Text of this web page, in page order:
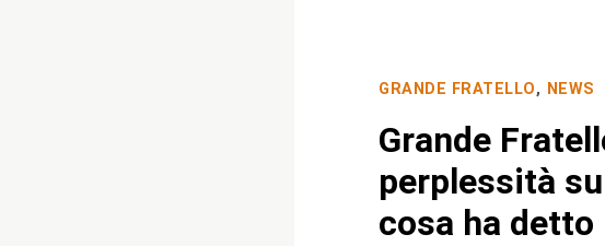
GRANDE FRATELLO, NEWS
Grande
perplessità
cosa ha detto